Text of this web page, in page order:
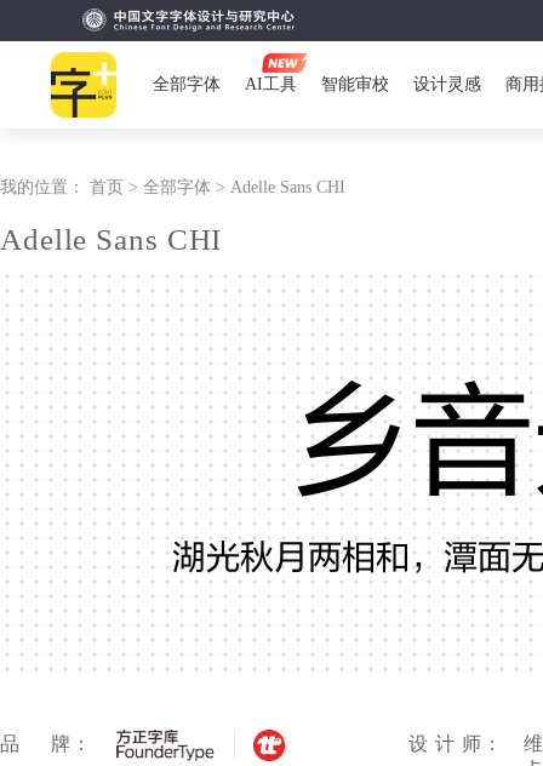
全部字体 AI工具 智能审校 设计灵感 商用
我的位置： 首页 > 全部字体 > Adelle Sans CHI
Adelle Sans CHI
乡
湖光秋月两相和，潭面
品 牌： 设 计 师：